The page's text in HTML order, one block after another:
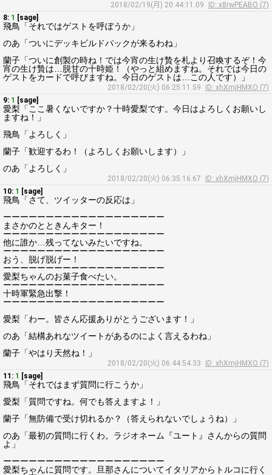
2018/02/19(月) 20:44:11.09
ID: x8rwPEABO (7)
8: 1 [sage]
飛鳥「それではゲストを呼ぼうか」
のあ「ついにデッキビルドパックが来るわね」
蘭子「ついに創製の時ね！では今宵の生け贄を札より召喚するぞ！今
宵の生け贄は…脱甘の十時姫！（やっと組めますね。それでは今日の
ゲストをカードで呼びますね。今日のゲストは…この人です）」
2018/02/20(火) 06:25:11.59
ID: xhXmjHMXO (7)
9: 1 [sage]
愛梨「ここ暑くないですか？十時愛梨です。今日はよろしくお願いし
ますね！」
飛鳥「よろしく」
蘭子「歓迎するわ！（よろしくお願いします）」
のあ「よろしく」
2018/02/20(火) 06:35:16.67
ID: xhXmjHMXO (7)
10: 1 [sage]
飛鳥「さて、ツイッターの反応は」
ーーーーーーーーーーーーーーーーーーー
まさかのとときんキター！
ーーーーーーーーーーーーーーーーーーー
他に誰か…残ってないみたいですね。
ーーーーーーーーーーーーーーーーーーー
おう、脱げ脱げー！
ーーーーーーーーーーーーーーーーーーー
愛梨ちゃんのお菓子食べたい。
ーーーーーーーーーーーーーーーーーーー
十時軍緊急出撃！
ーーーーーーーーーーーーーーーーーーー
愛梨「わー。皆さん応援ありがとうございます！」
のあ「結構あれなツイートがあるのによく言えるわね」
蘭子「やはり天然ね！」
2018/02/20(火) 06:44:54.33
ID: xhXmjHMXO (7)
11: 1 [sage]
飛鳥「それではまず質問に行こうか」
愛梨「質問ですね。何でも答えますよ！」
蘭子「無防備で受け切れるか？（答えられないでしょうね）」
のあ「最初の質問に行くわ。ラジオネーム『ユート』さんからの質問
よ」
ーーーーーーーーーーーーーーーーーーー
愛梨ちゃんに質問です。旦那さんについてイタリアからトルコに行く